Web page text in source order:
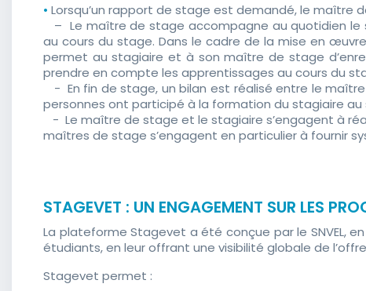
• Lorsqu’un rapport de stage est demandé, le maître
– Le maître de stage accompagne au quotidien le
au cours du stage. Dans le cadre de la mise en
permet au stagiaire et à son maître de stage
prendre en compte les apprentissages au cours du
- En fin de stage, un bilan est réalisé entre le
personnes ont participé à la formation du stagiaire
- Le maître de stage et le stagiaire s’engagent à
maîtres de stage s’engagent en particulier à fournir
STAGEVET : UN ENGAGEMENT SUR LES
La plateforme Stagevet a été conçue par le SNVEL,
étudiants, en leur offrant une visibilité globale de
Stagevet permet :